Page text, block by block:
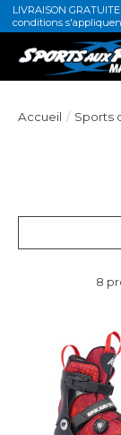
LIVRAISON
conditions
Accueil / Sports
8